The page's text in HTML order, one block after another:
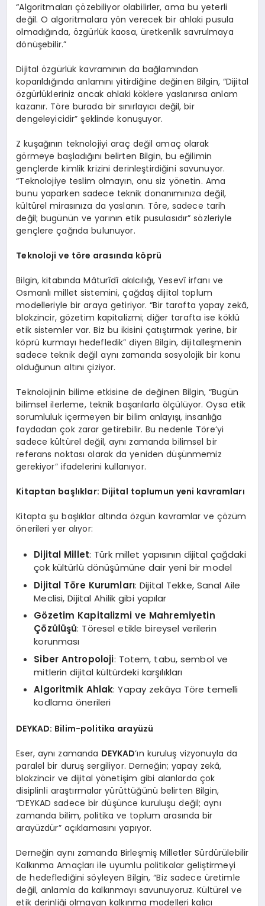
“Algoritmaları çözebiliyor olabilirler, ama bu yeterli
değil. O algoritmalara yön verecek bir ahlaki pusula
olmadığında, özgürlük kaosa, üretkenlik savrulmaya
dönüşebilir.”
Dijital özgürlük kavramının da bağlamından
koparıldığında anlamını yitirdiğine değinen Bilgin, “Dijital
özgürlükleriniz ancak ahlaki köklere yaslanırsa anlam
kazanır. Töre burada bir sınırlayıcı değil, bir
dengeleyicidir” şeklinde konuşuyor.
Z kuşağının teknolojiyi araç değil amaç olarak
görmeye başladığını belirten Bilgin, bu eğilimin
gençlerde kimlik krizini derinleştirdiğini savunuyor.
“Teknolojiye teslim olmayın, onu siz yönetin. Ama
bunu yaparken sadece teknik donanımınıza değil,
kültürel mirasınıza da yaslanın. Töre, sadece tarih
değil; bugünün ve yarının etik pusulasıdır” sözleriyle
gençlere çağrıda bulunuyor.
Teknoloji ve töre arasında köprü
Bilgin, kitabında Mâturîdî akılcılığı, Yesevî irfanı ve
Osmanlı millet sistemini, çağdaş dijital toplum
modelleriyle bir araya getiriyor. “Bir tarafta yapay zekâ,
blokzincir, gözetim kapitalizmi; diğer tarafta ise köklü
etik sistemler var. Biz bu ikisini çatıştırmak yerine, bir
köprü kurmayı hedefledik” diyen Bilgin, dijitalleşmenin
sadece teknik değil aynı zamanda sosyolojik bir konu
olduğunun altını çiziyor.
Teknolojinin bilime etkisine de değinen Bilgin, “Bugün
bilimsel ilerleme, teknik başarılarla ölçülüyor. Oysa etik
sorumluluk içermeyen bir bilim anlayışı, insanlığa
faydadan çok zarar getirebilir. Bu nedenle Töre’yi
sadece kültürel değil, aynı zamanda bilimsel bir
referans noktası olarak da yeniden düşünmemiz
gerekiyor” ifadelerini kullanıyor.
Kitaptan başlıklar: Dijital toplumun yeni kavramları
Kitapta şu başlıklar altında özgün kavramlar ve çözüm
önerileri yer alıyor:
Dijital Millet: Türk millet yapısının dijital çağdaki
çok kültürlü dönüşümüne dair yeni bir model
Dijital Töre Kurumları: Dijital Tekke, Sanal Aile
Meclisi, Dijital Ahilik gibi yapılar
Gözetim Kapitalizmi ve Mahremiyetin
Çözülüşü: Töresel etikle bireysel verilerin
korunması
Siber Antropoloji: Totem, tabu, sembol ve
mitlerin dijital kültürdeki karşılıkları
Algoritmik Ahlak: Yapay zekâya Töre temelli
kodlama önerileri
DEYKAD: Bilim-politika arayüzü
Eser, aynı zamanda DEYKAD’ın kuruluş vizyonuyla da
paralel bir duruş sergiliyor. Derneğin; yapay zekâ,
blokzincir ve dijital yönetişim gibi alanlarda çok
disiplinli araştırmalar yürüttüğünü belirten Bilgin,
“DEYKAD sadece bir düşünce kuruluşu değil; aynı
zamanda bilim, politika ve toplum arasında bir
arayüzdür” açıklamasını yapıyor.
Derneğin aynı zamanda Birleşmiş Milletler Sürdürülebilir
Kalkınma Amaçları ile uyumlu politikalar geliştirmeyi
de hedeflediğini söyleyen Bilgin, “Biz sadece üretimle
değil, anlamla da kalkınmayı savunuyoruz. Kültürel ve
etik derinliği olmayan kalkınma modelleri kalıcı